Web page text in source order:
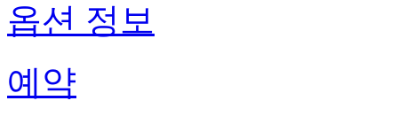
옵션 정보
예약